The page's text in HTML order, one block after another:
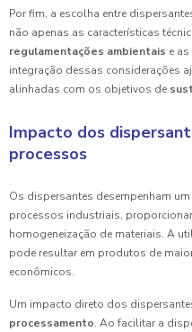
Por fim, a escolha entre
não apenas as características
regulamentações ambientais e as
integração dessas considerações
alinhadas com os objetivos de
Impacto dos
processos
Os dispersantes desempenham
processos industriais,
homogeneização de materiais. A
pode resultar em produtos de
econômicos.
Um impacto direto dos
processamento. Ao facilitar a